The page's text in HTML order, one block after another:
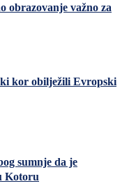
obrazovanje važno za
kor obilježili Evropski
sumnje da je
Kotoru